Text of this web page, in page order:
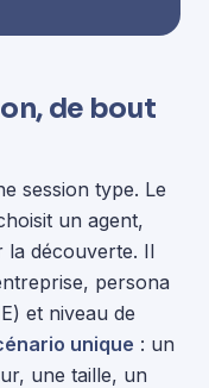
de bout
session type. Le
un agent,
la découverte. Il
persona
et niveau de
unique : un
une taille, un